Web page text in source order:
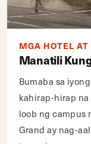
MGA HOTEL AT
Manatili
Bumaba sa
kahirap-hirap
loob ng campus
Grand ay nag-